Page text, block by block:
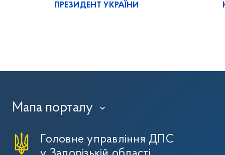
ПРЕЗИДЕНТ УКРАЇНИ
Мапа порталу ›
Головне управління ДПС